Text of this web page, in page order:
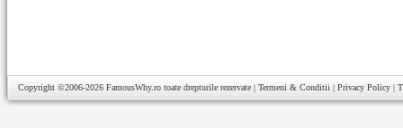
Copyright ©2006-2026 FamousWhy.ro toate drepturile rezervate | Termeni & Conditii | Privacy Policy |